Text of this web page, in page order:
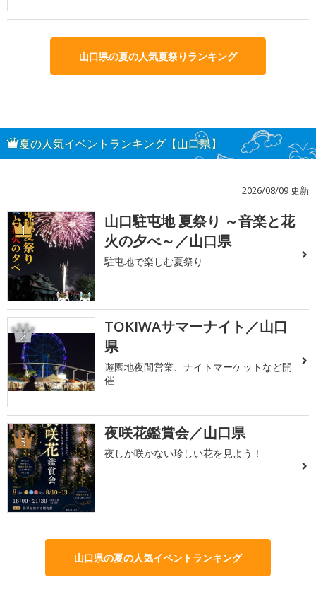
山口県の夏の人気夏祭りランキング
夏の人気イベントランキング【山口県】
2026/08/09 更新
1
山口駐屯地 夏祭り ～音楽と花
火の夕べ～／山口県
駐屯地で楽しむ夏祭り
2
TOKIWAサマーナイト／山口
県
遊園地夜間営業、ナイトマーケットなど開
催
3 夜咲花鑑賞会／山口県
夜しか咲かない珍しい花を見よう！
山口県の夏の人気イベントランキング